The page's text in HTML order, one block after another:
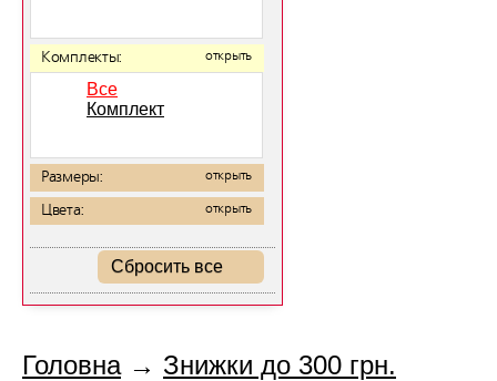
Комплекты: открыть
Все
Комплект
Размеры: открыть
Цвета: открыть
Сбросить все
Головна→ Знижки до 300 грн.